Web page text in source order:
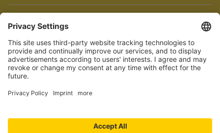
Informationen
Barrierefreiheit
Wir bemühen uns, unsere Website barrierefrei zu gestalten.
Einige Inhalte und Funktionen sind derzeit jedoch noch nicht
vollständig zugänglich. Wenn Sie auf Barrieren stoßen oder Hilfe
benötigen, kontaktieren Sie uns bitte unter service[at]knutzen.de.
Vertrag widerrufen
© 2026 TEBOLO